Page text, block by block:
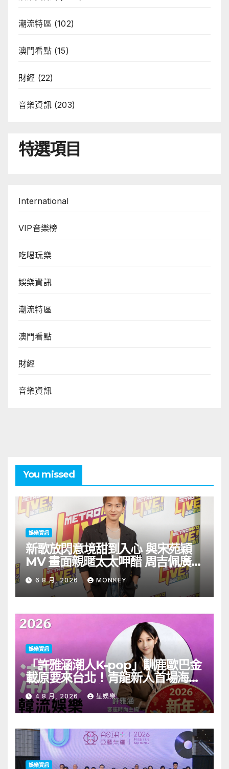
潮流特區 (102)
澳門看點(15)
財經 (22)
音樂資訊(203)
特選項目
International
VIP音樂榜
吃喝玩樂
娛樂資訊
潮流特區
澳門看點
財經
音樂資訊
You missed
娛樂資訊
新歌放閃意境甜到入心 與宋苑穎
MV 畫面親暱太太呷醋 周吉佩廣州
一日三場熱血 Busking
6 8 月, 2026 MONKEY
娛樂資訊
「許雅涵潮人K-pop」馴鹿歐巴金
載原要來台北！青龍新人首場海外
見面會8/9開搶
4 8 月, 2026 星娛樂
娛樂資訊